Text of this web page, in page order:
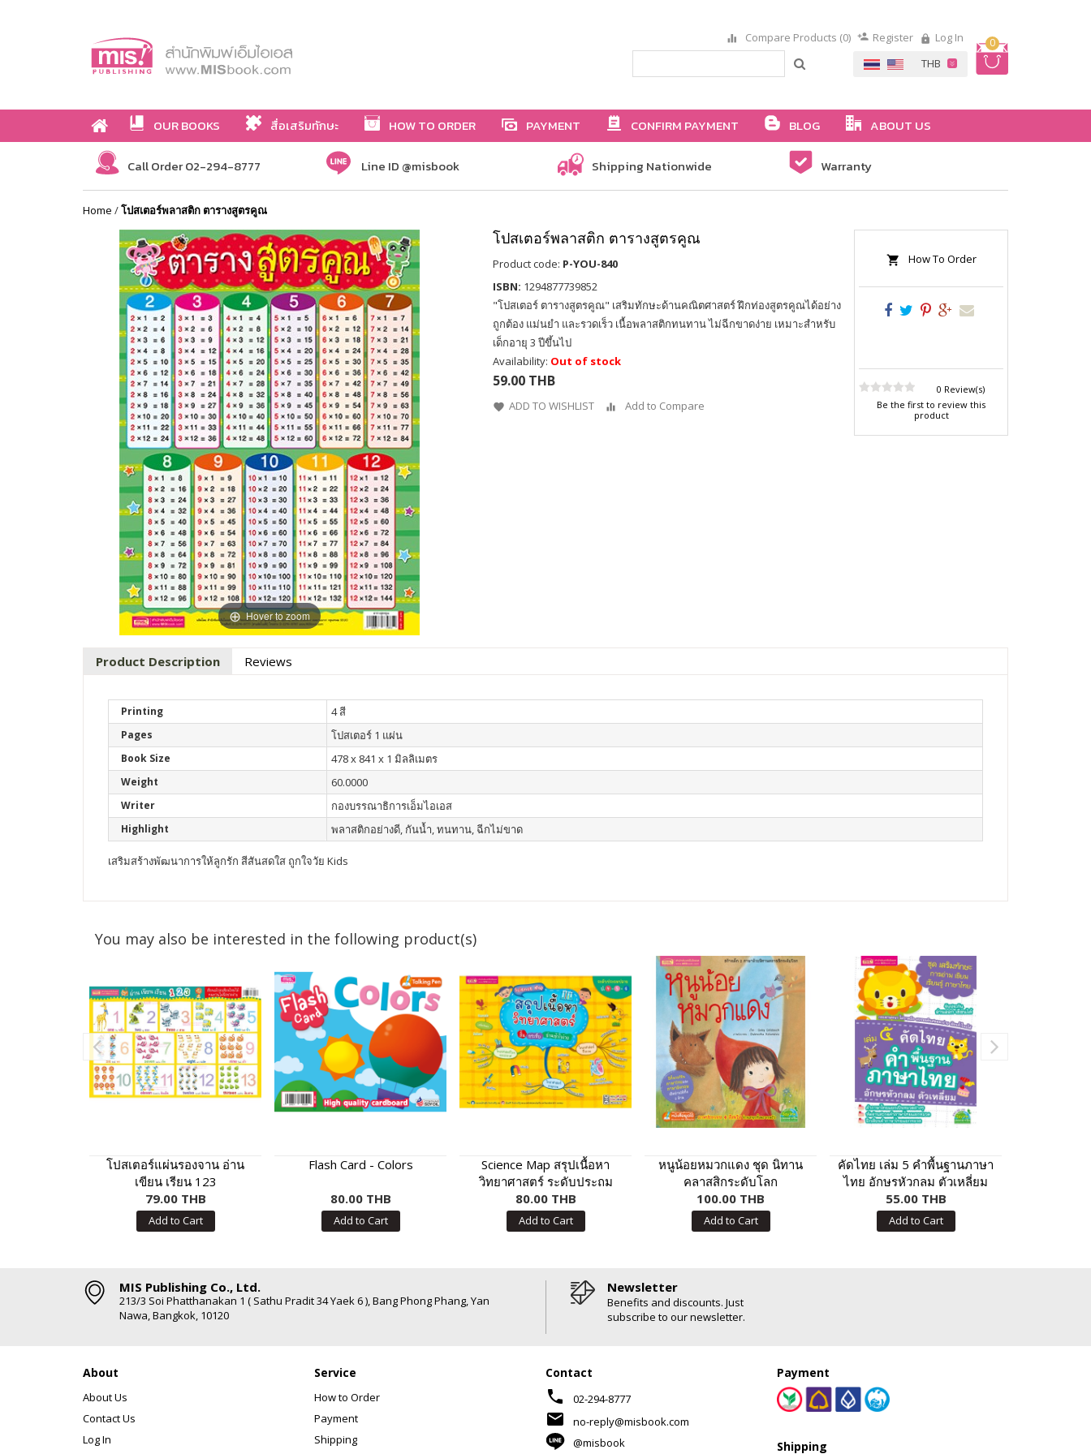
0
Compare Products (0) Register Log In
OUR BOOKS สื่อเสริมทักษะ HOW TO ORDER PAYMENT CONFIRM PAYMENT BLOG ABOUT US
Call Order 02-294-8777 Line ID @misbook Shipping Nationwide Warranty
Home /โปสเตอร์พลาสติก ตารางสูตรคูณ
Hover to zoom
โปสเตอร์พลาสติก ตารางสูตรคูณ
Product code: P-YOU-840
ISBN: 1294877739852
"โปสเตอร์ ตารางสูตรคูณ" เสริมทักษะด้านคณิตศาสตร์ ฝึกท่องสูตรคูณได้อย่าง
ถูกต้อง แม่นยำ และรวดเร็ว เนื้อพลาสติกทนทาน ไม่ฉีกขาดง่าย เหมาะสำหรับ
เด็กอายุ 3 ปีขึ้นไป
Availability: Out of stock
59.00 THB
ADD TO WISHLIST Add to Compare
How To Order
0 Review(s)
Be the first to review this
product
Product Description Reviews
Printing 4 สี
Pages โปสเตอร์ 1 แผ่น
Book Size 478 x 841 x 1 มิลลิเมตร
Weight 60.0000
Writer กองบรรณาธิการเอ็มไอเอส
Highlight พลาสติกอย่างดี, กันน้ำ, ทนทาน, ฉีกไม่ขาด
เสริมสร้างพัฒนาการให้ลูกรัก สีสันสดใส ถูกใจวัย Kids
You may also be interested in the following product(s)
โปสเตอร์แผ่นรองจาน อ่าน
เขียน เรียน 123
79.00 THB
Add to Cart
Flash Card - Colors
80.00 THB
Add to Cart
Science Map สรุปเนื้อหา
วิทยาศาสตร์ ระดับประถม
ปลาย
80.00 THB
Add to Cart
หนูน้อยหมวกแดง ชุด นิทาน
คลาสสิกระดับโลก
100.00 THB
Add to Cart
คัดไทย เล่ม 5 คำพื้นฐานภาษา
ไทย อักษรหัวกลม ตัวเหลี่ยม
55.00 THB
Add to Cart
MIS Publishing Co., Ltd.
213/3 Soi Phatthanakan 1 ( Sathu Pradit 34 Yaek 6 ), Bang Phong Phang, Yan
Nawa, Bangkok, 10120
Newsletter
Benefits and discounts. Just
subscribe to our newsletter.
About
About Us
Contact Us
Log In
Service
How to Order
Payment
Shipping
Contact
phone 02-294-8777
mail
no-reply@misbook.com
@misbook
Payment
Shipping